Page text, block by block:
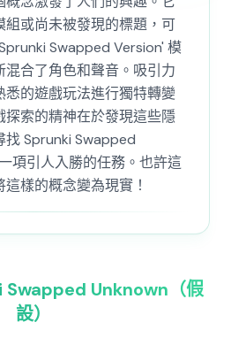
組或尚未被發現的標題，可
Swapped Version' 模
合了角色和聲音。吸引力
的遊戲玩法進行獨特轉變
探索的精神在於發現這些隱
找 Sprunki Swapped
項引人入勝的任務。也許這
樣的概念變為現實！
Swapped Unknown（假
設）